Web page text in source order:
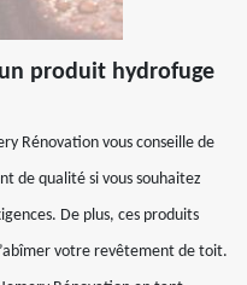
produit hydrofuge
Rénovation vous conseille de
de qualité si vous souhaitez
De plus, ces produits
votre revêtement de toit.